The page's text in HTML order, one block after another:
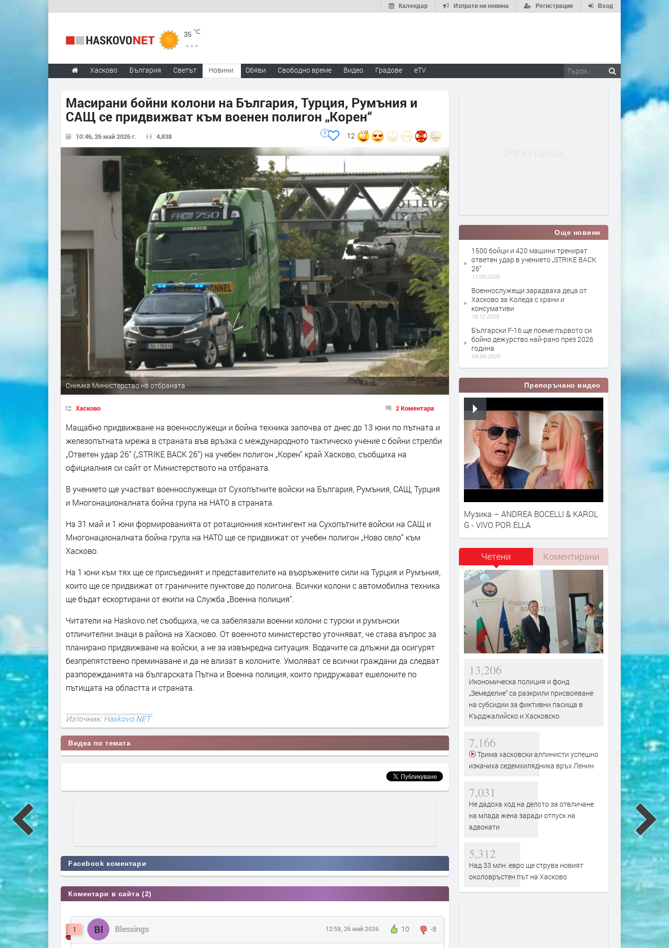
Вход
Регистрация
Изпрати ни новина
Календар
35 °C
Хасково България Светът Новини Обяви Свободно време Видео Градове eTV
Масирани бойни колони на България, Турция, Румъния и
САЩ се придвижват към военен полигон „Корен“
10:46, 26 май 2026 г. 4,838 12
0
Снимка Министерство на отбраната
Хасково 2 Коментара
Мащабно придвижване на военнослужещи и бойна техника започва от днес до 13 юни по пътната и
железопътната мрежа в страната във връзка с международното тактическо учение с бойни стрелби
„Ответен удар 26“ („STRIKE BACK 26“) на учебен полигон „Корен“ край Хасково, съобщиха на
официалния си сайт от Министерството на отбраната.
В учението ще участват военнослужещи от Сухопътните войски на България, Румъния, САЩ, Турция
и Многонационалната бойна група на НАТО в страната.
На 31 май и 1 юни формированията от ротационния контингент на Сухопътните войски на САЩ и
Многонационалната бойна група на НАТО ще се придвижат от учебен полигон „Ново село“ към
Хасково.
На 1 юни към тях ще се присъединят и представителите на въоръжените сили на Турция и Румъния,
които ще се придвижат от граничните пунктове до полигона. Всички колони с автомобилна техника
ще бъдат ескортирани от екипи на Служба „Военна полиция“.
Читатели на Haskovo.net съобщиха, че са забелязали военни колони с турски и румънски
отличителни знаци в района на Хасково. От военното министерство уточняват, че става въпрос за
планирано придвижване на войски, а не за извънредна ситуация. Водачите са длъжни да осигурят
безпрепятствено преминаване и да не влизат в колоните. Умоляват се всички граждани да следват
разпорежданията на българската Пътна и Военна полиция, които придружават ешелоните по
пътищата на областта и страната.
Източник:Haskovo.NET
Видеа по темата
Facebook коментари
Коментари в сайта (2)
1 Bl Blessings 10 -8
12:58, 26 май 2026
Още новини
1500 бойци и 420 машини тренират
ответен удар в учението „STRIKE BACK
26“
11.06.2026
Военнослужещи зарадваха деца от
Хасково за Коледа с храни и
консумативи
18.12.2025
Български F-16 ще поеме първото си
бойно дежурство най-рано през 2026
година
09.06.2025
Препоръчано видео
Музика – ANDREA BOCELLI & KAROL
G - VIVO POR ELLA
Четени Коментирани
13,206
Икономическа полиция и фонд
„Земеделие“ са разкрили присвояване
на субсидии за фиктивни пасища в
Кърджалийско и Хасковско
7,166
Трима хасковски алпинисти успешно
изкачиха седемхилядника връх Ленин
7,031
Не дадоха ход на делото за отвличане
на млада жена заради отпуск на
адвокати
5,312
Над 33 млн. евро ще струва новият
околовръстен път на Хасково